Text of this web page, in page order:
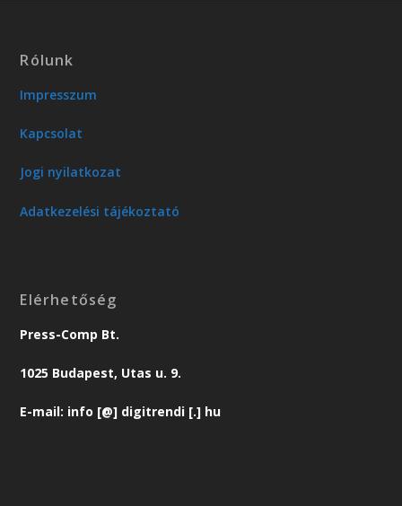
Rólunk
Impresszum
Kapcsolat
Jogi nyilatkozat
Adatkezelési tájékoztató
Elérhetőség
Press-Comp Bt.
1025 Budapest, Utas u. 9.
E-mail: info [@] digitrendi [.] hu